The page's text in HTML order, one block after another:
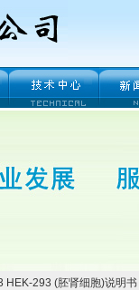
HEK-293 (胚肾细胞)说明书